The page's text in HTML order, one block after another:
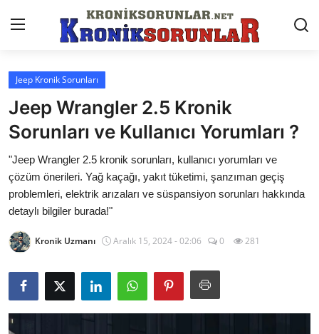
Anasayfa
Markalar
İletişim
Trafik & Cezalar
Sigorta & Kasko
Vergi & ÖTV & MTV
Muayene & Ruhsat
Sorgulamalar
Jeep Kronik Sorunları
Jeep Wrangler 2.5 Kronik
Sorunları ve Kullanıcı Yorumları ?
"Jeep Wrangler 2.5 kronik sorunları, kullanıcı yorumları ve
çözüm önerileri. Yağ kaçağı, yakıt tüketimi, şanzıman geçiş
problemleri, elektrik arızaları ve süspansiyon sorunları hakkında
detaylı bilgiler burada!"
Kronik Uzmanı Aralık 15, 2024 - 02:06 0 281